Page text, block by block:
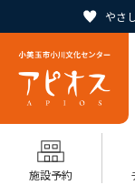
やさ
施設予約